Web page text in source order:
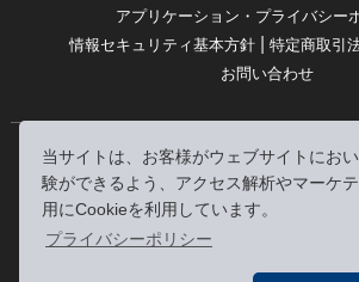
当サイトは、お客様がウェブサイトにお
験ができるよう、アクセス解析やマーケ
用にCookieを利用しています。
プライバシーポリシー
アプリケーション・プライバシー
情報セキュリティ基本方針 | 特定商取引
お問い合わせ
© RRJ Inc.
（kikubon/キクボン/きく本/きくほん/
株式会社RRJの登録商標です